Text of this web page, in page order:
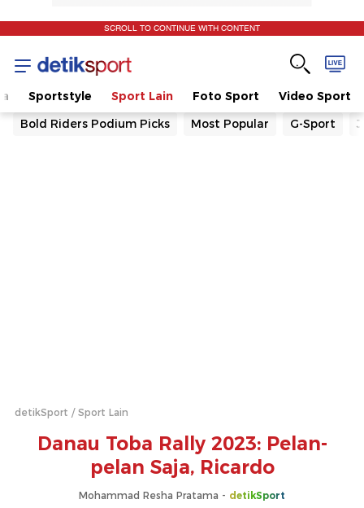
SCROLL TO CONTINUE WITH CONTENT
Sportstyle Sport Lain Foto Sport
Video Sport
Bold Riders Podium Picks
Most Popular G-Sport
detikSport Sport Lain
Danau Toba Rally 2023: Pelan-
pelan Saja, Ricardo
Mohammad Resha Pratama - detikSport